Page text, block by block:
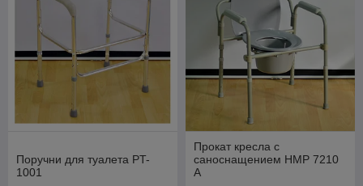
Поручни для туалета PT-
1001
Прокат кресла с
саноснащением HMP 7210
A